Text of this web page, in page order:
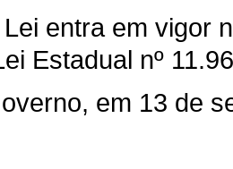
entra em vigor
Estadual nº
em 13 de